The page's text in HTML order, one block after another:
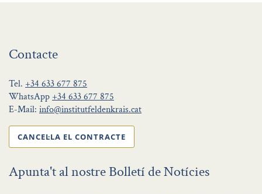
Contacte
Tel. +34 633 677 875
WhatsApp +34 633 677 875
E-Mail: info@institutfeldenkrais.cat
CANCEL·LA EL CONTRACTE
Apunta't al nostre Bolletí de Notícies